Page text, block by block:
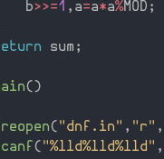
b
>>=1 , a=a*a%MOD ;
sum ;
()
( "dnf.in" , "r" ,
( "%lld%lld%lld" ,